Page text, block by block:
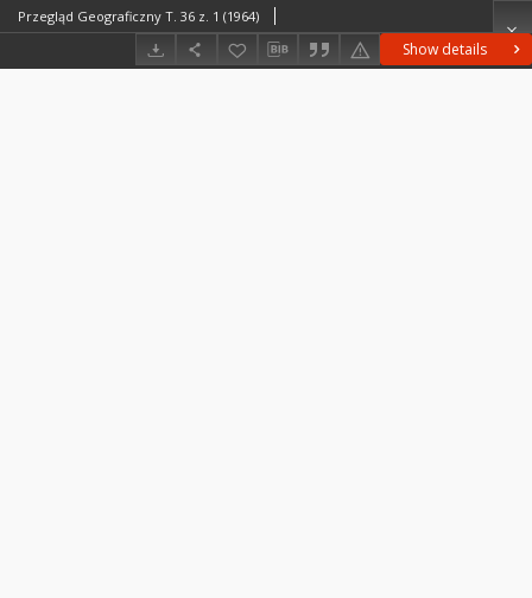
Show details
Przegląd Geograficzny T. 36 z. 1 (1964)